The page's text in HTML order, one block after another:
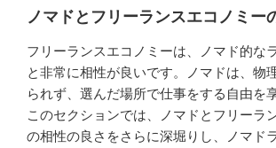
ノマドとフリーランスエコノミー
フリーランスエコノミーは、ノマド的な
と非常に相性が良いです。ノマドは、物
られず、選んだ場所で仕事をする自由を
このセクションでは、ノマドとフリーラ
の相性の良さをさらに深堀りし、ノマド